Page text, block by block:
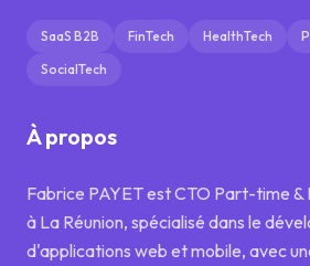
SaaS B2B FinTech HealthTech
SocialTech
À propos
Fabrice PAYET est CTO Part-time &
à La Réunion, spécialisé dans le
d'applications web et mobile, avec